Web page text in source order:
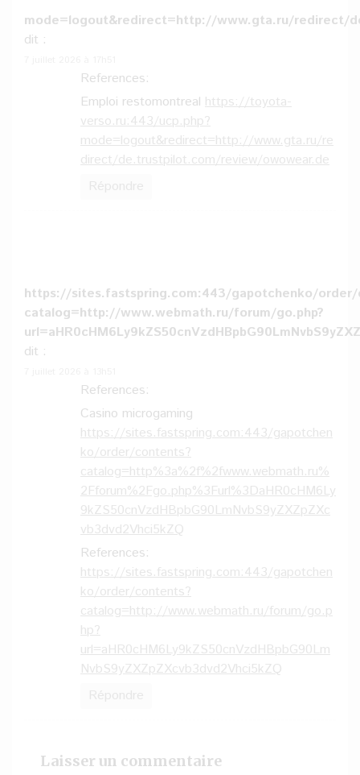
mode=logout&redirect=http://www.gta.ru/redirect/
dit :
References:
Emploi restomontreal https://toyota-
verso.ru:443/ucp.php?
mode=logout&redirect=http://www.gta.ru/re
direct/de.trustpilot.com/review/owowear.de
https://sites.fastspring.com:443/gapotchenko/
catalog=http://www.webmath.ru/forum/go.php?
dit :
References:
Casino microgaming
https://sites.fastspring.com:443/gapotchen
ko/order/contents?
catalog=http%3a%2f%2fwww.webmath.ru%
2Fforum%2Fgo.php%3Furl%3DaHR0cHM6Ly
9kZS50cnVzdHBpbG90LmNvbS9yZXZpZXc
vb3dvd2Vhci5kZQ
References:
https://sites.fastspring.com:443/gapotchen
ko/order/contents?
catalog=http://www.webmath.ru/forum/go.p
hp?
url=aHR0cHM6Ly9kZS50cnVzdHBpbG90Lm
NvbS9yZXZpZXcvb3dvd2Vhci5kZQ
Laisser un commentaire